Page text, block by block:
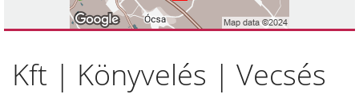
Kft | Könyvelés | Vecsés